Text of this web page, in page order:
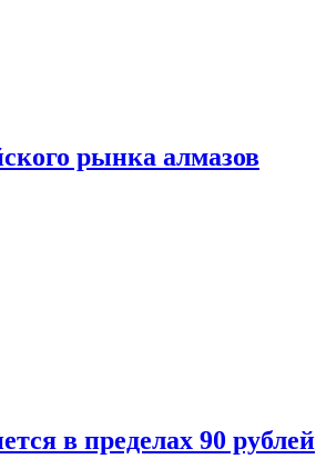
рынка алмазов
в пределах 90 рублей